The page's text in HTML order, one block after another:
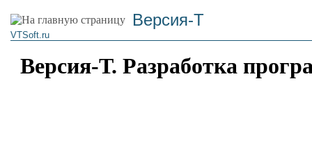
Версия-Т
VTSoft.ru
Версия-Т. Разработка